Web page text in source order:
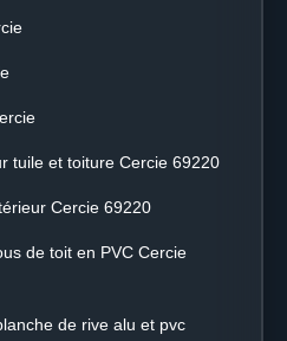
tuile et toiture Cercie 69220
Cercie 69220
de toit en PVC Cercie
de rive alu et pvc